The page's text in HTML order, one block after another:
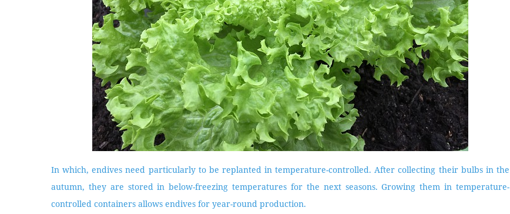
In which, endives need particularly to be replanted in temperature-controlled. After collecting their bulbs in the
autumn, they are stored in below-freezing temperatures for the next seasons. Growing them in temperature-
controlled containers allows endives for year-round production.